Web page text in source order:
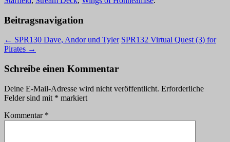
Beitragsnavigation
← SPR130 Dave, Andor und Tyler SPR132 Virtual Quest (3) for
Pirates →
Schreibe einen Kommentar
Deine E-Mail-Adresse wird nicht veröffentlicht. Erforderliche
Felder sind mit * markiert
Kommentar *